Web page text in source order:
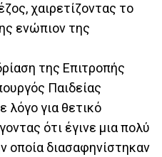
χαιρετίζοντας το
ενώπιον της
της Επιτροπής
Παιδείας
λόγο για θετικό
ότι έγινε μια πολύ
οποία διασαφηνίστηκαν